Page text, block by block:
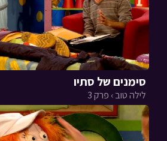
סימנים של סתיו
לילה טוב › פרק 3